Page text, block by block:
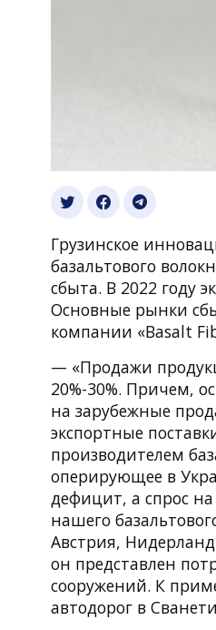
Грузинское
базальтового
сбыта. В 2022 году
Основные рынки
компании «Basalt
— «Продажи
20%-30%. Причем,
на зарубежные
экспортные
производителем
оперирующее в
дефицит, а спрос
нашего
Австрия,
он представлен
сооружений. К
автодорог в